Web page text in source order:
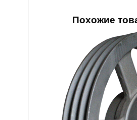
Похожие